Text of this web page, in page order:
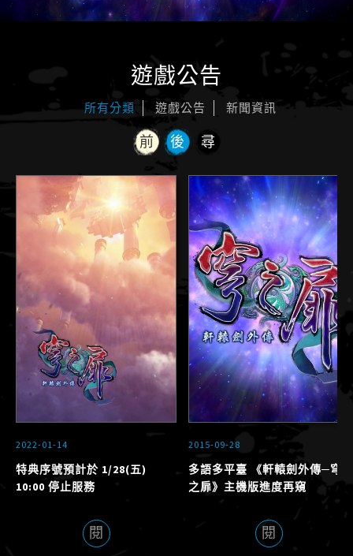
歷代作品列表
遊戲公告
所有分類 遊戲公告 新聞資訊
前 後 尋
2022-01-14
特典序號預計於 1/28(五)
10:00 停止服務
2015-09-28
多語多平臺 《軒轅劍外傳─穹
之扉》主機版進度再窺